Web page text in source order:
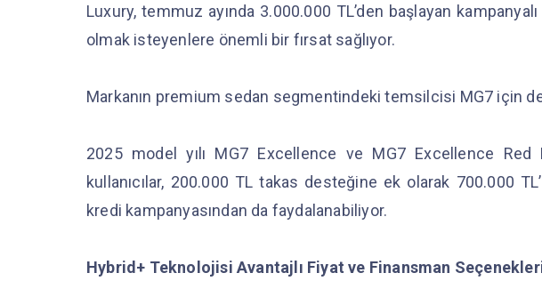
Luxury, temmuz ayında 3.000.000 TL’den başlayan
olmak isteyenlere önemli bir fırsat sağlıyor.
Markanın premium sedan segmentindeki temsilcisi MG7 için de
2025 model yılı MG7 Excellence ve MG7 Excellence
kullanıcılar, 200.000 TL takas desteğine ek olarak 700.000
kredi kampanyasından da faydalanabiliyor.
Hybrid+ Teknolojisi Avantajlı Fiyat ve Finansman